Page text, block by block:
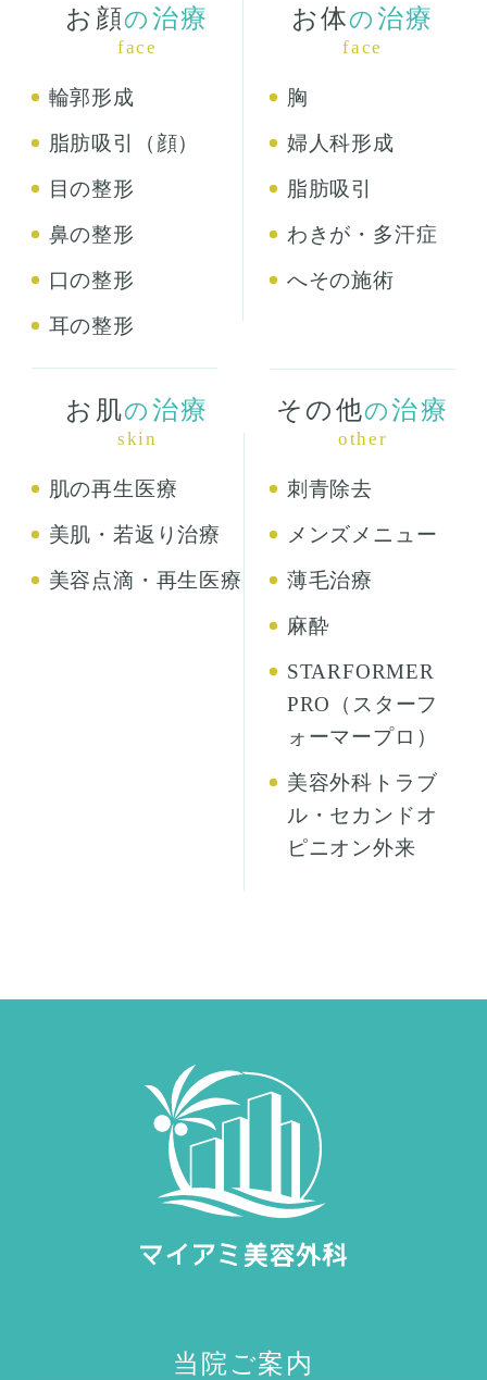
お顔の 治療
face
輪郭形成
脂肪吸引（顔）
目の整形
鼻の整形
口の整形
耳の整形
お体の 治療
face
胸
婦人科形成
脂肪吸引
わきが・多汗症
へその施術
お肌の 治療
skin
肌の再生医療
美肌・若返り治療
美容点滴・再生医療
その他の治療
other
刺青除去
メンズメニュー
薄毛治療
麻酔
STARFORMER
PRO（スターフ
ォーマープロ）
美容外科トラブ
ル・セカンドオ
ピニオン外来
当院ご案内